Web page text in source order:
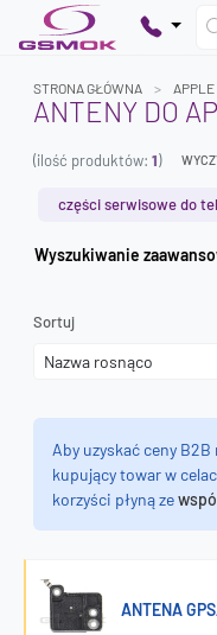
STRONA GŁÓWNA APPLE
ANTENY DO
(ilość produktów: 1)
części serwisowe do
Wyszukiwanie
Sortuj
Aby uzyskać ceny B2B
kupujący towar w
korzyści płyną ze
ANTENA